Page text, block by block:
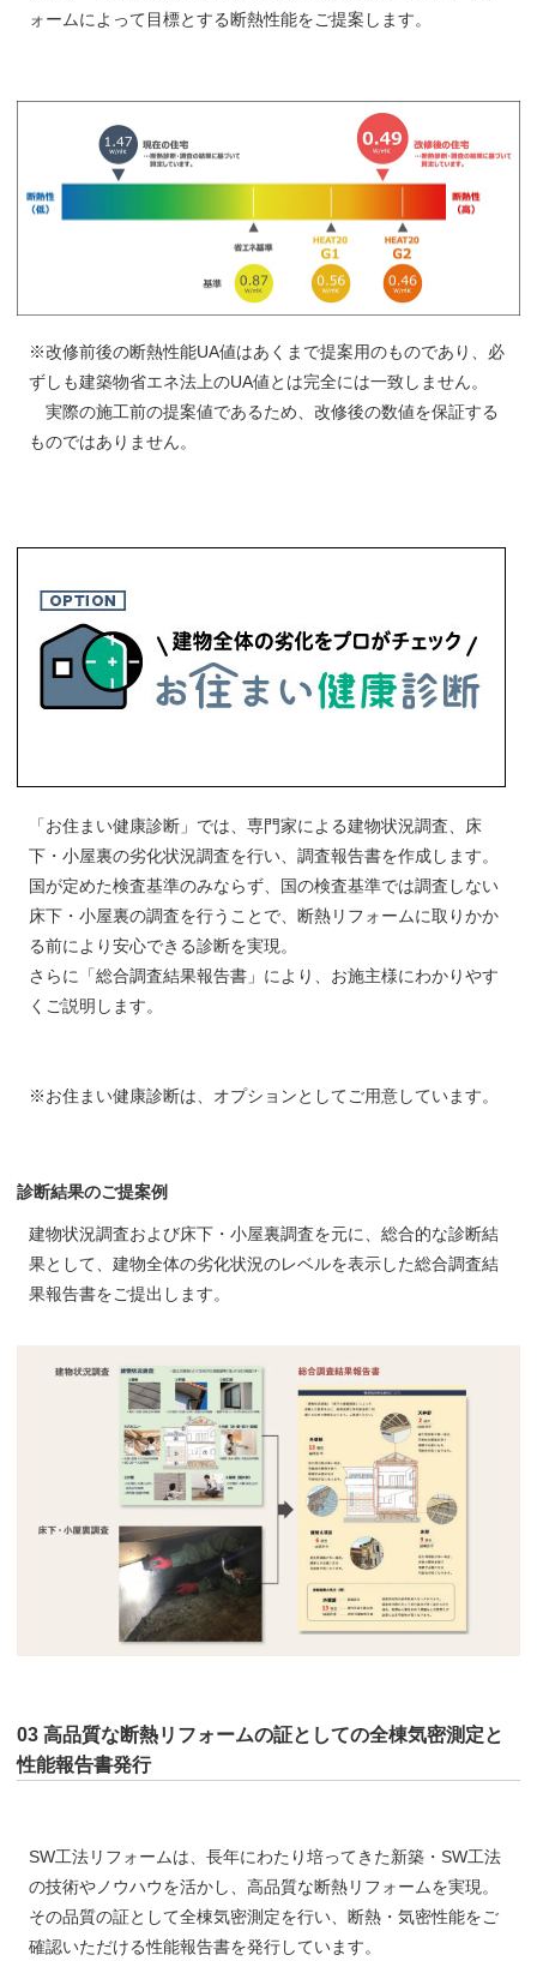
ォームによって目標とする断熱性能をご提案します。
※改修前後の断熱性能UA値はあくまで提案用のものであり、必
ずしも建築物省エネ法上のUA値とは完全には一致しません。
実際の施工前の提案値であるため、改修後の数値を保証する
ものではありません。
「お住まい健康診断」では、専門家による建物状況調査、床
下・小屋裏の劣化状況調査を行い、調査報告書を作成します。
国が定めた検査基準のみならず、国の検査基準では調査しない
床下・小屋裏の調査を行うことで、断熱リフォームに取りかか
る前により安心できる診断を実現。
さらに「総合調査結果報告書」により、お施主様にわかりやす
くご説明します。
※お住まい健康診断は、オプションとしてご用意しています。
診断結果のご提案例
建物状況調査および床下・小屋裏調査を元に、総合的な診断結
果として、建物全体の劣化状況のレベルを表示した総合調査結
果報告書をご提出します。
03 高品質な断熱リフォームの証としての全棟気密測定と
性能報告書発行
SW工法リフォームは、長年にわたり培ってきた新築・SW工法
の技術やノウハウを活かし、高品質な断熱リフォームを実現。
その品質の証として全棟気密測定を行い、断熱・気密性能をご
確認いただける性能報告書を発行しています。